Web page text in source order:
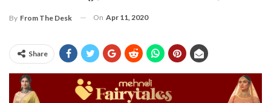
By From The Desk On Apr 11, 2020
Share